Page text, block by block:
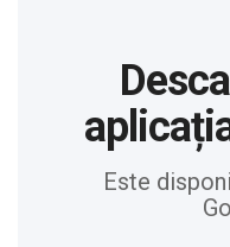
Este